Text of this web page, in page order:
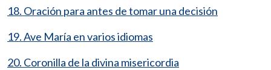
18. Oración para antes de tomar una decisión
19. Ave María en varios idiomas
20. Coronilla de la divina misericordia